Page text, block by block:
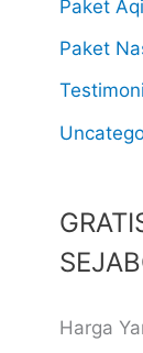
Paket
Paket
Testimoni
Harga